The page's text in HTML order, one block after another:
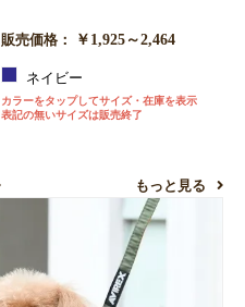
販売価格： ￥1,925～2,464
ネイビー
カラーをタップしてサイズ・在庫を表示
表記の無いサイズは販売終了
もっと見る